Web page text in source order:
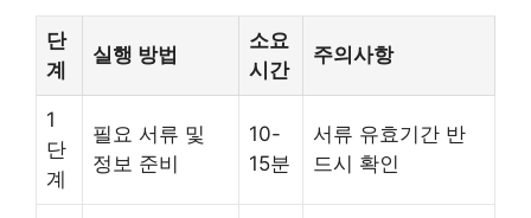
단
계
실행 방법
소요
시간
주의사항
1
단
계
필요 서류 및
정보 준비
10-
15분
서류 유효기간 반
드시 확인